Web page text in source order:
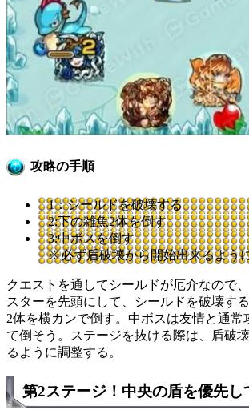
攻略の手順
1：シールドを破壊する
2:下の雑魚2体を倒す
3:中ボスを倒す
※必ず盾破壊から開始出来るよう
クエストを通してシールドが厄介なので
スターを先頭にして、シールドを破壊す
2体を横カンで倒す。中ボスは友情と通常
て倒そう。ステージを抜ける際は、盾破
るように調整する。
第2ステージ！中央の盾を優先し